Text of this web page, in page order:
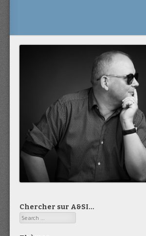
Chercher sur A&SI…
Search